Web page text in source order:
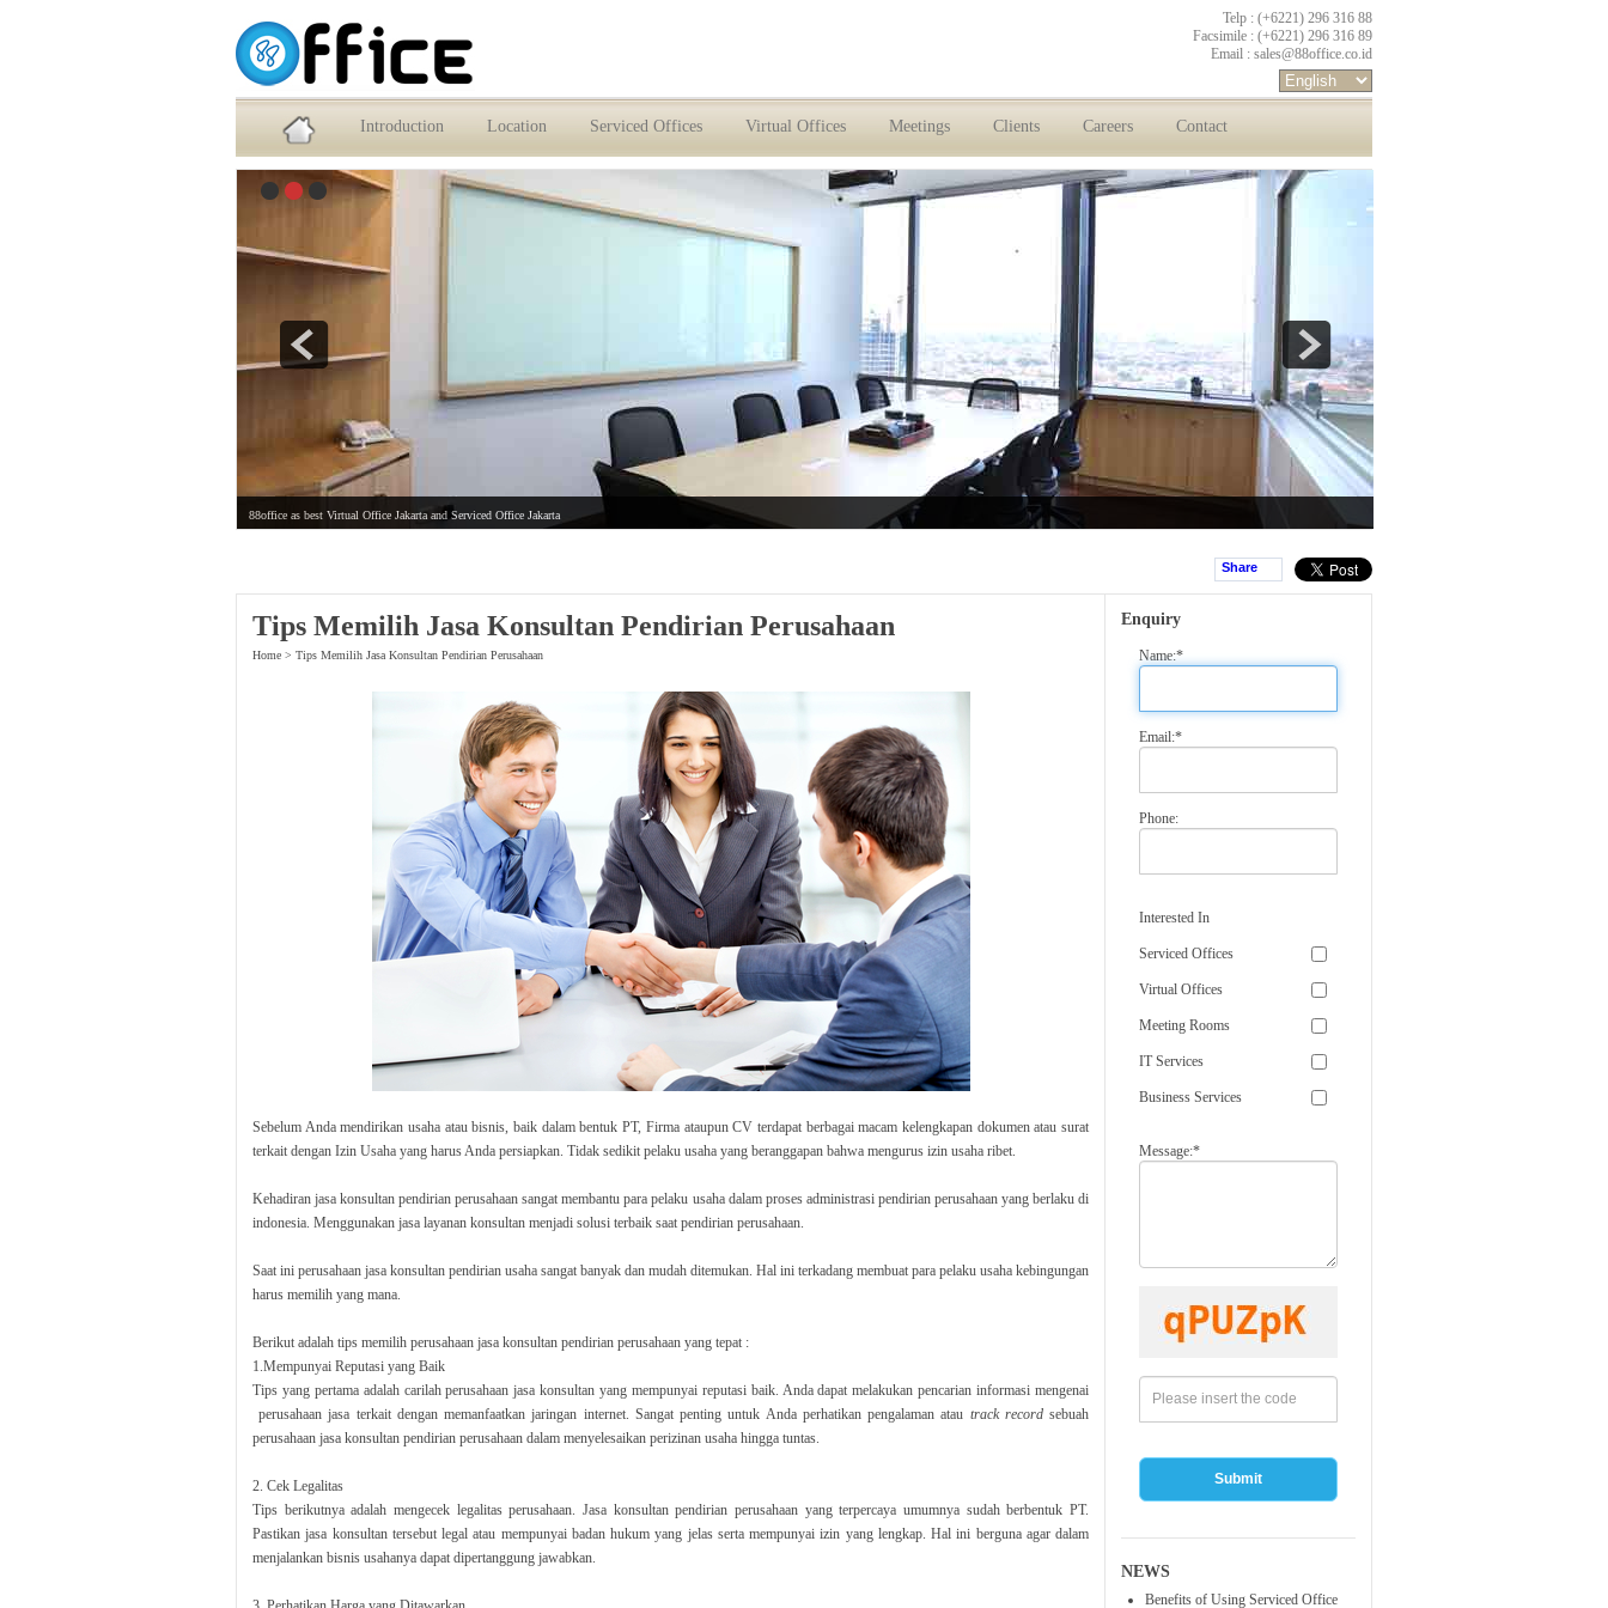
Service Office dan Virtual Office Jakarta Selatan
Telp : (+6221) 296 316 88
Facsimile : (+6221) 296 316 89
Email : sales@88office.co.id
Introduction Location Serviced Offices Virtual Offices Meetings Clients Careers Contact
88office as best Virtual Office Jakarta and Serviced Office Jakarta
Share
Tips Memilih Jasa Konsultan Pendirian Perusahaan
Home > Tips Memilih Jasa Konsultan Pendirian Perusahaan
Sebelum Anda mendirikan usaha atau bisnis, baik dalam bentuk PT, Firma ataupun CV terdapat berbagai macam kelengkapan dokumen atau surat
terkait dengan Izin Usaha yang harus Anda persiapkan. Tidak sedikit pelaku usaha yang beranggapan bahwa mengurus izin usaha ribet.
Kehadiran jasa konsultan pendirian perusahaan sangat membantu para pelaku usaha dalam proses administrasi pendirian perusahaan yang berlaku di
indonesia. Menggunakan jasa layanan konsultan menjadi solusi terbaik saat pendirian perusahaan.
Saat ini perusahaan jasa konsultan pendirian usaha sangat banyak dan mudah ditemukan. Hal ini terkadang membuat para pelaku usaha kebingungan
harus memilih yang mana.
Berikut adalah tips memilih perusahaan jasa konsultan pendirian perusahaan yang tepat :
1.Mempunyai Reputasi yang Baik
Tips yang pertama adalah carilah perusahaan jasa konsultan yang mempunyai reputasi baik. Anda dapat melakukan pencarian informasi mengenai
perusahaan jasa terkait dengan memanfaatkan jaringan internet. Sangat penting untuk Anda perhatikan pengalaman atau track recordsebuah
perusahaan jasa konsultan pendirian perusahaan dalam menyelesaikan perizinan usaha hingga tuntas.
2. Cek Legalitas
Tips berikutnya adalah mengecek legalitas perusahaan. Jasa konsultan pendirian perusahaan yang terpercaya umumnya sudah berbentuk PT.
Pastikan jasa konsultan tersebut legal atau mempunyai badan hukum yang jelas serta mempunyai izin yang lengkap. Hal ini berguna agar dalam
menjalankan bisnis usahanya dapat dipertanggung jawabkan.
Enquiry
Name:*
Email:*
Phone:
Interested In
Serviced Offices
Virtual Offices
Meeting Rooms
IT Services
Business Services
Message:*
Submit
NEWS
Benefits of Using Serviced Office